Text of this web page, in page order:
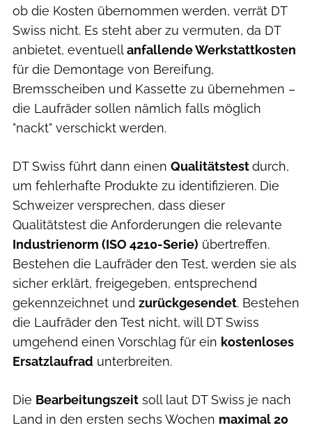
ob die Kosten übernommen werden, verrät DT
Swiss nicht. Es steht aber zu vermuten, da DT
anbietet, eventuellanfallende Werkstattkosten
für die Demontage von Bereifung,
Bremsscheiben und Kassette zu übernehmen –
die Laufräder sollen nämlich falls möglich
"nackt" verschickt werden.
DT Swiss führt dann einen Qualitätstestdurch,
um fehlerhafte Produkte zu identifizieren. Die
Schweizer versprechen, dass dieser
Qualitätstest die Anforderungen die relevante
Industrienorm (ISO 4210-Serie) übertreffen.
Bestehen die Laufräder den Test, werden sie als
sicher erklärt, freigegeben, entsprechend
gekennzeichnet und zurückgesendet. Bestehen
die Laufräder den Test nicht, will DT Swiss
umgehend einen Vorschlag für ein kostenloses
Ersatzlaufrad unterbreiten.
Die Bearbeitungszeit soll laut DT Swiss je nach
Land in den ersten sechs Wochen maximal 20